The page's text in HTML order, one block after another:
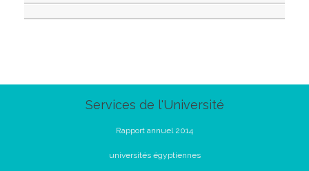
Services de l'Université
Rapport annuel 2014
universités égyptiennes